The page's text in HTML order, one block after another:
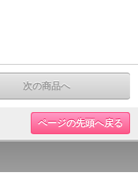
次の商品へ
ページの先頭へ戻る